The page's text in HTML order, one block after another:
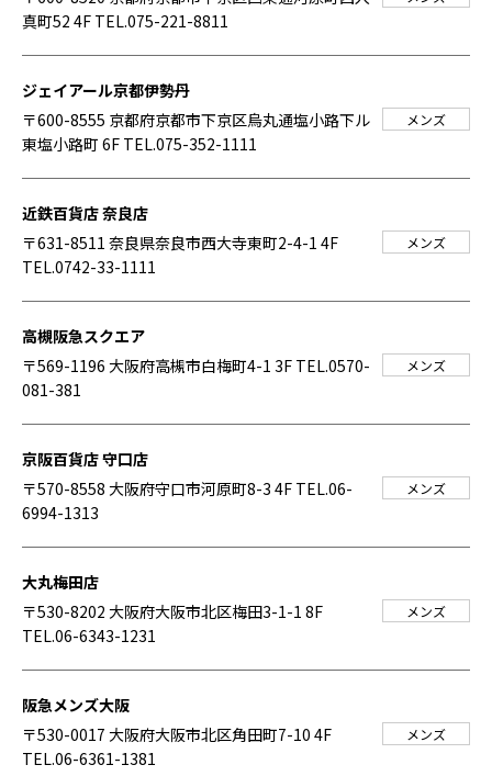
真町52 4F TEL.075-221-8811
ジェイアール京都伊勢丹
〒600-8555 京都府京都市下京区烏丸通塩小路下ル
東塩小路町 6F TEL.075-352-1111
メンズ
近鉄百貨店 奈良店
〒631-8511 奈良県奈良市西大寺東町2-4-1 4F
TEL.0742-33-1111
メンズ
高槻阪急スクエア
〒569-1196 大阪府高槻市白梅町4-1 3F TEL.0570-
081-381
メンズ
京阪百貨店 守口店
〒570-8558 大阪府守口市河原町8-3 4F TEL.06-
6994-1313
メンズ
大丸梅田店
〒530-8202 大阪府大阪市北区梅田3-1-1 8F
TEL.06-6343-1231
メンズ
阪急メンズ大阪
〒530-0017 大阪府大阪市北区角田町7-10 4F
TEL.06-6361-1381
メンズ